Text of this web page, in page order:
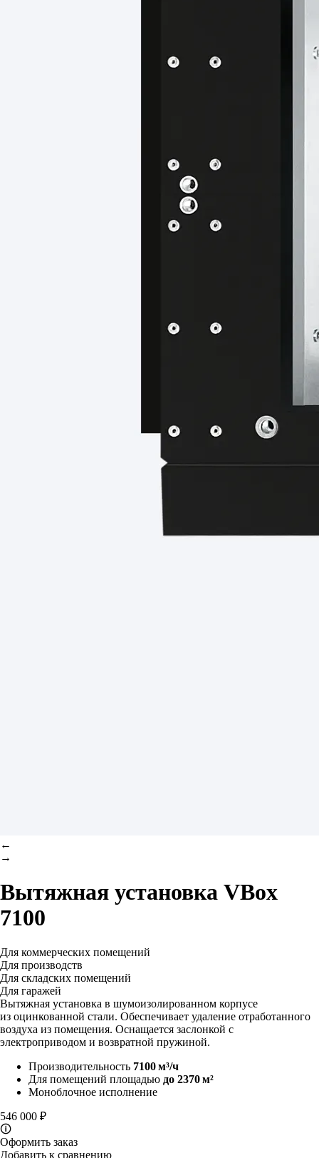
←
→
Вытяжная установка VBox
7100
Для коммерческих помещений
Для производств
Для складских помещений
Для гаражей
Вытяжная установка в шумоизолированном корпусе
из оцинкованной стали. Обеспечивает удаление отработанного
воздуха из помещения. Оснащается заслонкой с
электроприводом и возвратной пружиной.
Производительность 7100 м³/ч
Для помещений площадью до 2370 м²
Моноблочное исполнение
546 000 ₽
🛈
Оформить заказ
Добавить к сравнению